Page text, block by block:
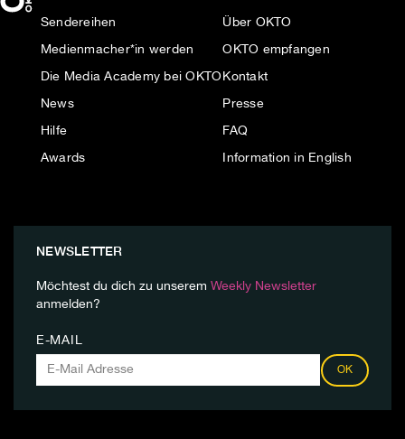
Sendereihen
Medienmacher*in werden
Die Media Academy bei OKTO
News
Hilfe
Awards
Über OKTO
OKTO empfangen
Kontakt
Presse
FAQ
Information in English
NEWSLETTER
Möchtest du dich zu unserem Weekly Newsletter
anmelden?
E-MAIL
OK